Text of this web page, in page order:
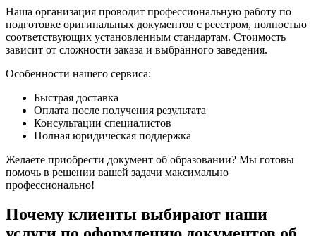
Наша организация проводит профессиональную работу по
подготовке оригинальных документов с реестром, полностью
соответствующих установленным стандартам. Стоимость
зависит от сложности заказа и выбранного заведения.
Особенности нашего сервиса:
Быстрая доставка
Оплата после получения результата
Консультации специалистов
Полная юридическая поддержка
Желаете приобрести документ об образовании? Мы готовы
помочь в решении вашей задачи максимально
профессионально!
Почему клиенты выбирают наши